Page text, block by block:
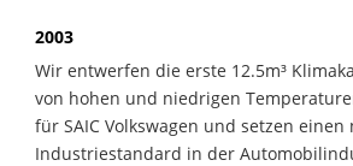
2003
Wir entwerfen die erste 12.5m³
von hohen und niedrigen
für SAIC Volkswagen und setzen einen
Industriestandard in der